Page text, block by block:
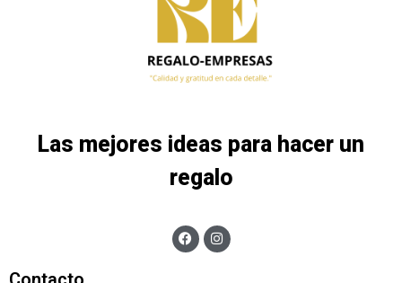
Las mejores ideas para hacer un
regalo